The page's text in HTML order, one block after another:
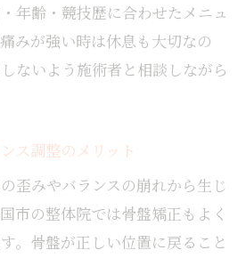
年齢・競技歴に合わせたメニュ
みが強い時は休息も大切なの
ないよう施術者と相談しながら
ス調整のメリット
歪みやバランスの崩れから生じ
市の整体院では骨盤矯正もよく
。骨盤が正しい位置に戻ること